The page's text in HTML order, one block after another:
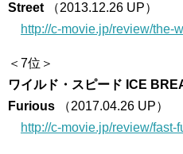
Street （2013.12.26 UP）
http://c-movie.jp/review/the-
＜7位＞
ワイルド・スピード ICE
Furious （2017.04.26 UP）
http://c-movie.jp/review/fast-